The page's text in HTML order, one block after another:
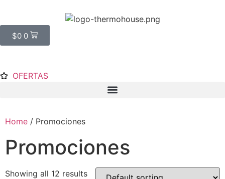
$0 0
OFERTAS
Home / Promociones
Promociones
Showing all 12 results